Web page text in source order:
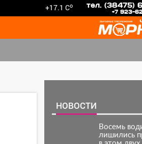
+17.1 Co тел. (38475)
+7 923-
НОВОСТИ
Восемь
лишились